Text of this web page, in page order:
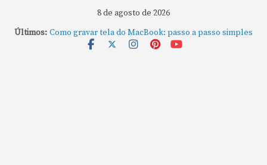
8 de agosto de 2026
Últimos: Como fechar rapidamente todas as janelas ou
aplicativos abertos no Mac